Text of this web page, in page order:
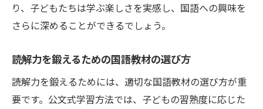
り、子どもたちは学ぶ楽しさを実感し、国語への興味を
さらに深めることができるでしょう。
読解力を鍛えるための国語教材の選び方
読解力を鍛えるためには、適切な国語教材の選び方が重
要です。公文式学習方法では、子どもの習熟度に応じた